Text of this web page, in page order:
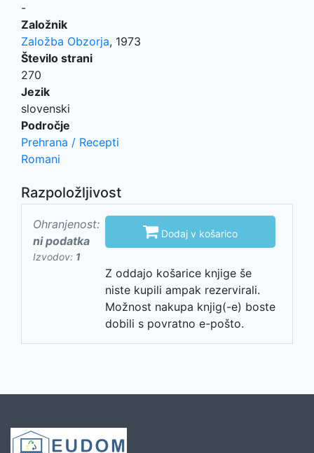
-
Založnik
Založba Obzorja, 1973
Število strani
270
Jezik
slovenski
Področje
Prehrana / Recepti
Romani
Razpoložljivost
Ohranjenost:
ni podatka
Izvodov: 1
 Dodaj v košarico
Z oddajo košarice knjige še
niste kupili ampak rezervirali.
Možnost nakupa knjig(-e) boste
dobili s povratno e-pošto.